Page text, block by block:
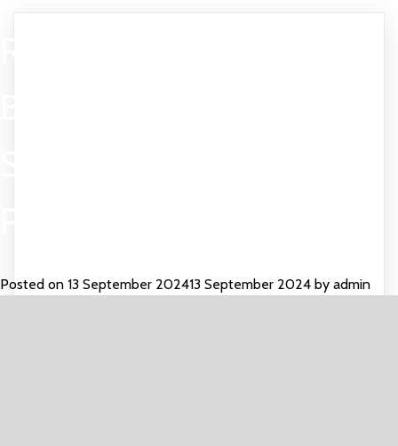
Posted on 13 September 202413 September 2024 by admin